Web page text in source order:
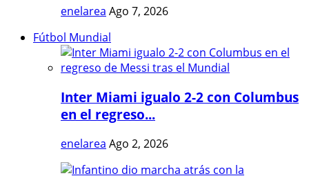
enelarea Ago 7, 2026
Fútbol Mundial
Inter Miami igualo 2-2 con Columbus
en el regreso...
enelarea Ago 2, 2026